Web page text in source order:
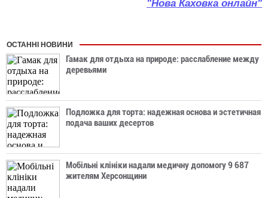
"Нова Каховка онлайн"
ОСТАННІ НОВИНИ
Гамак для отдыха на природе: расслабление между
деревьями
Подложка для торта: надежная основа и эстетичная
подача ваших десертов
Мобільні клініки надали медичну допомогу 9 687
жителям Херсонщини